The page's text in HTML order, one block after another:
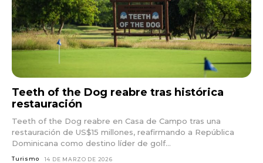
Teeth of the Dog reabre tras histórica
restauración
Teeth of the Dog reabre en Casa de Campo tras una
restauración de US$15 millones, reafirmando a República
Dominicana como destino líder de golf...
Turismo 14 DE MARZO DE 2026